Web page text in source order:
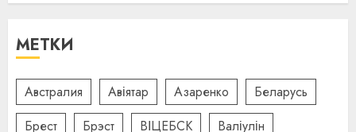
МЕТКИ
Австралия Авіятар Азаренко
Беларусь
Брест
Брэст ВІЦЕБСК
Валіулін